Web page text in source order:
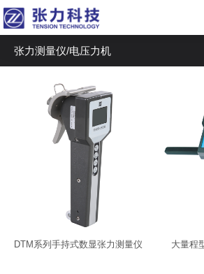
张力测量仪/电压力机
磁滞制动器/离合器
张力控制器
张力测量仪/电压力机
DTM系列手持式数显张力测量仪
大量程